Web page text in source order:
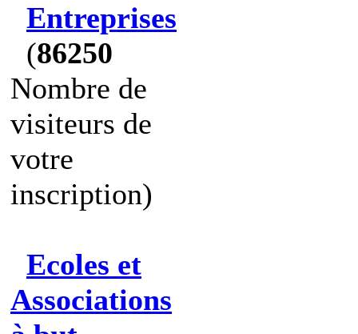
Entreprises
(86250
Nombre de
visiteurs de
votre
inscription)
Ecoles et
Associations